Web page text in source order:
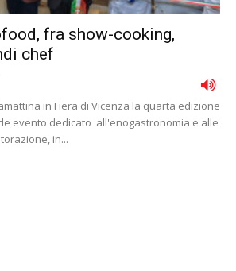
fra show-cooking,
chef
in Fiera di Vicenza la quarta edizione
evento dedicato all'enogastronomia e alle
in...